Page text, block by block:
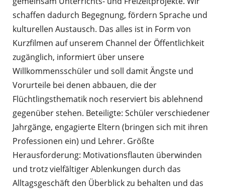
schaffen dadurch Begegnung, fördern Sprache und
kulturellen Austausch. Das alles ist in Form von
Kurzfilmen auf unserem Channel der Öffentlichkeit
zugänglich, informiert über unsere
Willkommensschüler und soll damit Ängste und
Vorurteile bei denen abbauen, die der
Flüchtlingsthematik noch reserviert bis ablehnend
gegenüber stehen. Beteiligte: Schüler verschiedener
Jahrgänge, engagierte Eltern (bringen sich mit ihren
Professionen ein) und Lehrer. Größte
Herausforderung: Motivationsflauten überwinden
und trotz vielfältiger Ablenkungen durch das
Alltagsgeschäft den Überblick zu behalten und das